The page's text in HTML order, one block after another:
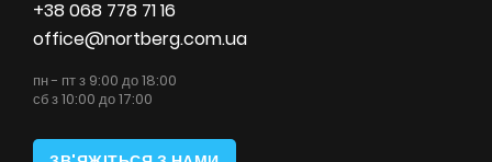
+38 068 778 71 16
office@nortberg.com.ua
пн - пт з 9:00 до 18:00
сб з 10:00 до 17:00